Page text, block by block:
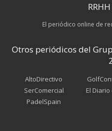
El periódico online de
Otros periódicos del
AltoDirectivo
SerComercial
PadelSpain
El